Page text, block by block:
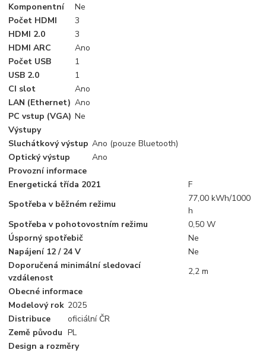
Komponentní
Ne
Počet HDMI
3
HDMI 2.0
3
HDMI ARC
Ano
Počet USB
1
USB 2.0
1
CI slot
Ano
LAN (Ethernet) Ano
PC vstup (VGA) Ne
Výstupy
Sluchátkový výstup Ano (pouze Bluetooth)
Optický výstup
Ano
Provozní informace
Energetická třída 2021
F
Spotřeba v běžném režimu
77,00 kWh/1000
h
Spotřeba v pohotovostním režimu
0,50 W
Úsporný spotřebič
Ne
Napájení 12 / 24 V
Ne
Doporučená minimální sledovací
vzdálenost
2,2 m
Obecné informace
Modelový rok 2025
Distribuce
oficiální ČR
Země původu PL
Design a rozměry